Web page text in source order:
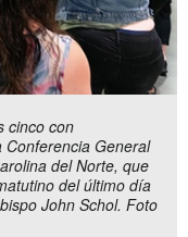
cinco con
General
del Norte, que
del último día
John Schol. Foto